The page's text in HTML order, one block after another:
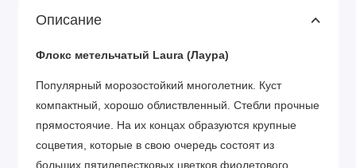
Описание
Флокс метельчатый Laura (Лаура)
Популярный морозостойкий многолетник. Куст
компактный, хорошо облиствленный. Стебли прочные
прямостоячие. На их концах образуются крупные
соцветия, которые в свою очередь состоят из
больших пятилепестковых цветков фиолетового